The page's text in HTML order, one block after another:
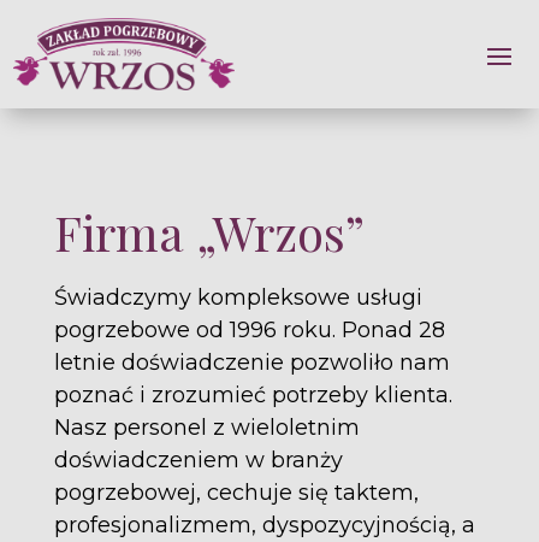
Firma „Wrzos”
Świadczymy kompleksowe usługi
pogrzebowe od 1996 roku. Ponad 28
letnie doświadczenie pozwoliło nam
poznać i zrozumieć potrzeby klienta.
Nasz personel z wieloletnim
doświadczeniem w branży
pogrzebowej, cechuje się taktem,
profesjonalizmem, dyspozycyjnością, a